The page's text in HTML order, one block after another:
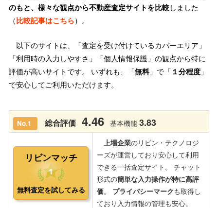
のもと、様々な観点から不動産査定サイトを比較しました
（比較記事はこちら）。
以下のサイトは、「査定を受け付けているカバーエリア」
「利用時の入力しやすさ」「個人情報保護」の観点から特に
評価が高いサイトです。 いずれも、「無料」で「 １分程度 」
で安心してご利用いただけます。